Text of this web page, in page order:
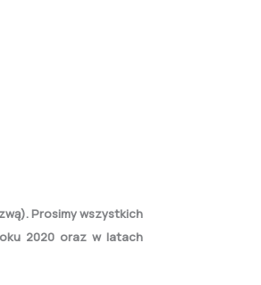
Prosimy wszystkich
2020 oraz w latach